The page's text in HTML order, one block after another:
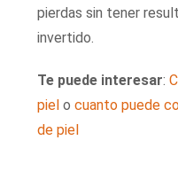
pierdas sin tener
invertido.
Te puede interesar:
piel o cuanto puede
de piel